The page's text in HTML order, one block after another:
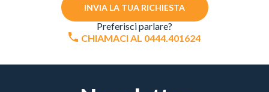
INVIA LA TUA RICHIESTA
Preferisci parlare?
CHIAMACI AL 0444.401624